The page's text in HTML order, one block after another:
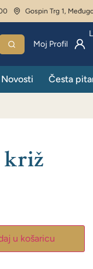
Gospin Trg 1,
Moj Profil
Novosti Česta
križ
u košaricu